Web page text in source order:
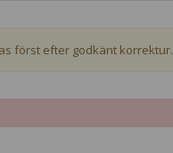
först efter godkänt korrektur.